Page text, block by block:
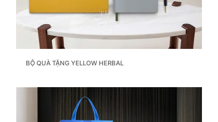
BỘ QUÀ TẶNG YELLOW HERBAL